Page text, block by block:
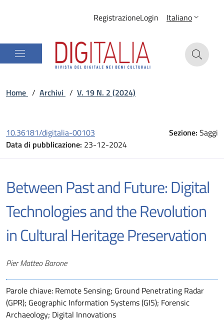
RegistrazioneLogin Italiano
Home / Archivi / V. 19 N. 2 (2024)
10.36181/digitalia-00103 Sezione: Saggi
Data di pubblicazione: 23-12-2024
Between Past and Future: Digital
Technologies and the Revolution
in Cultural Heritage Preservation
Autori
Pier Matteo Barone
Parole chiave: Remote Sensing; Ground Penetrating Radar
(GPR); Geographic Information Systems (GIS); Forensic
Archaeology; Digital Innovations